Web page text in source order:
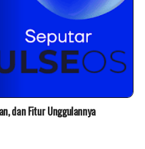
dan Fitur Unggulannya